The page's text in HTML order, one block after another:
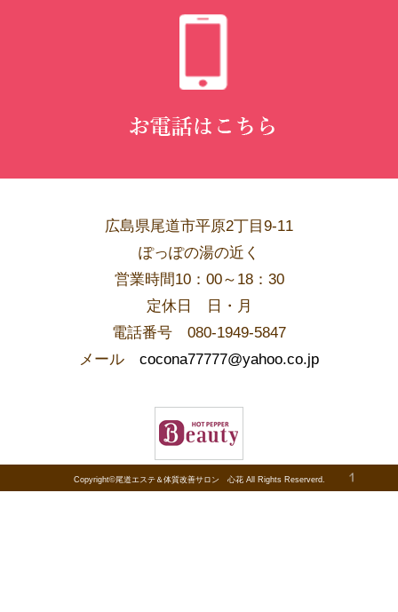
広島県尾道市平原2丁目9-11
ぽっぽの湯の近く
営業時間10：00～18：30
​定休日 日・月
電話番号 080-1949-5847
メール cocona77777@yahoo.co.jp
Copyright©尾道エステ＆体質改善サロン 心花 All Rights Reserverd.